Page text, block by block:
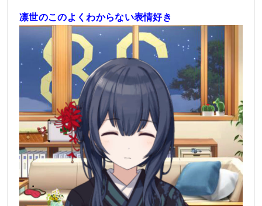
凛世のこのよくわからない表情好き